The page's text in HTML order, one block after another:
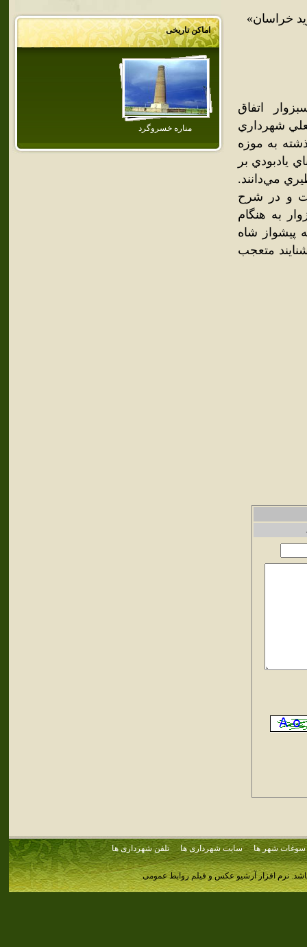
اماکن تاریخی
مناره خسروگرد
خراسان»
اتفاق
شهرداري
به موزه
يادبودي بر
مي‌دانند.
و در شرح
به هنگام
شاه
متعجب
سوغات شهر ها سایت شهرداری ها تلفن شهرداری ها
نرم افزار آرشیو عکس و فیلم روابط عمومی